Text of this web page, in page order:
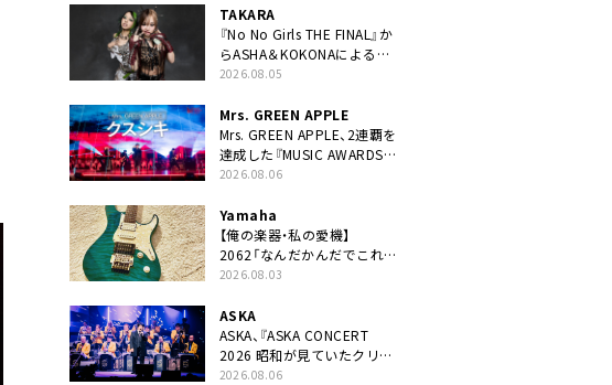
TAKARA
『No No Girls THE FINAL』か
らASHA＆KOKONAによるユ
ニット・TAKARAがデビュー
2026.08.05
Mrs. GREEN APPLE
Mrs. GREEN APPLE、2連覇を
達成した『MUSIC AWARDS
JAPAN 2026』での「クスシ
YouTube公開
2026.08.06
Yamaha
【俺の楽器・私の愛機】
2062「なんだかんだでこれが
1番」
2026.08.03
ASKA
ASKA、『ASKA CONCERT
2026 昭和が見ていたクリス
マス!? 』発売＆上映決定
2026.08.06